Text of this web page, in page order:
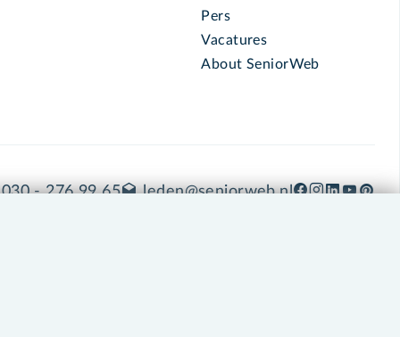
Pers
Vacatures
About SeniorWeb
030 - 276 99 65 leden@seniorweb.nl